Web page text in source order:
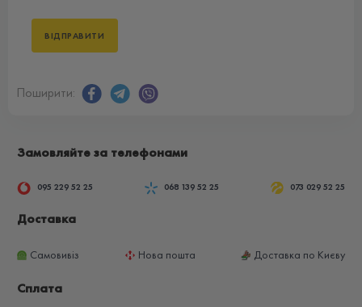
Поширити:
Замовляйте за телефонами
095 229 52 25 068 139 52 25 073 029 52 25
Доставка
Самовивіз Нова пошта Доставка по Києву
Сплата